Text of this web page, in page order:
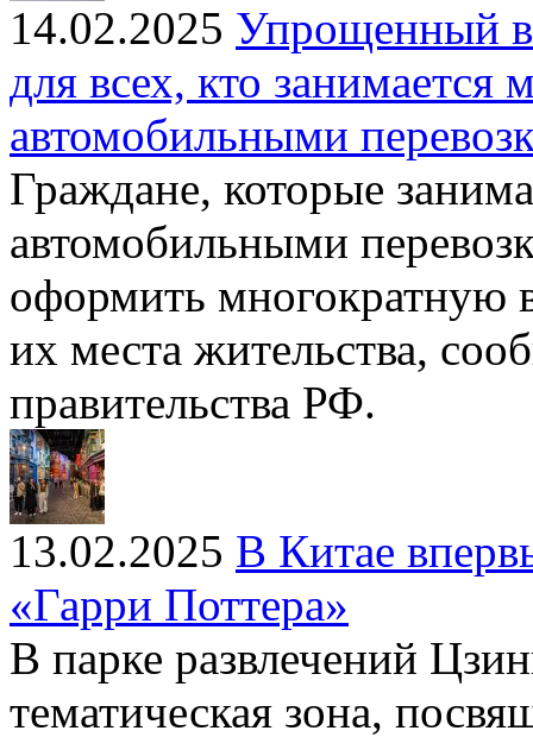
14.02.2025 Упрощенный
для всех, кто
автомобильными
Граждане, которые
автомобильными
оформить многократную
их места жительства,
правительства РФ.
13.02.2025 В Китае
«Гарри Поттера»
В парке развлечений
тематическая зона,